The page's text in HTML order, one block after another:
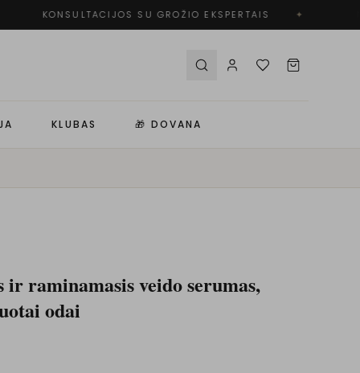
KONSULTACIJOS SU GROŽIO EKSPERTAIS
KLUBAS 🎁 DOVANA
raminamasis veido serumas,
odai